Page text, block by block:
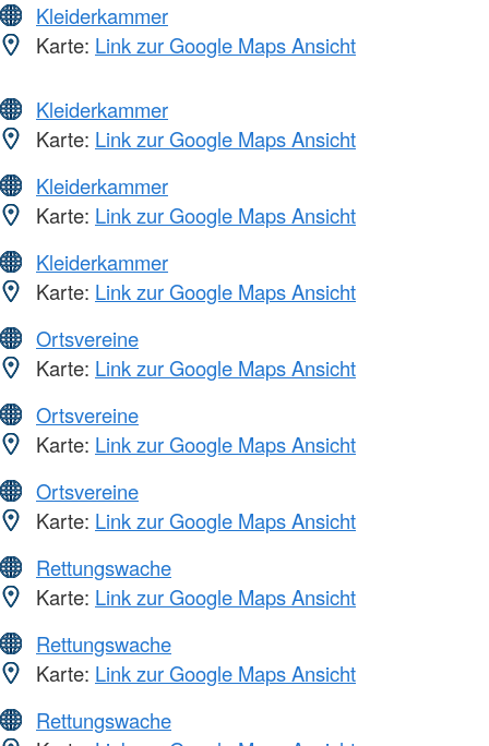
Kleiderkammer
Karte: Link zur Google Maps Ansicht
Kleiderkammer
Karte: Link zur Google Maps Ansicht
Kleiderkammer
Karte: Link zur Google Maps Ansicht
Kleiderkammer
Karte: Link zur Google Maps Ansicht
Ortsvereine
Karte: Link zur Google Maps Ansicht
Ortsvereine
Karte: Link zur Google Maps Ansicht
Ortsvereine
Karte: Link zur Google Maps Ansicht
Rettungswache
Karte: Link zur Google Maps Ansicht
Rettungswache
Karte: Link zur Google Maps Ansicht
Rettungswache